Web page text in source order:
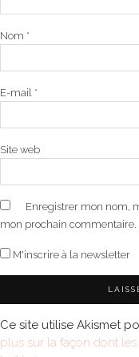
Nom *
E-mail *
Site web
Enregistrer mon nom,
mon prochain commentaire.
M'inscrire à la newsletter
Ce site utilise Akismet
plus sur la façon dont